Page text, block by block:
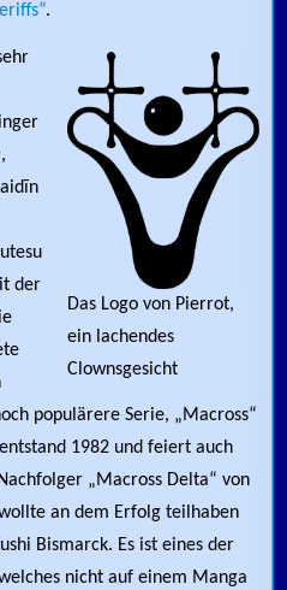
.
Das Logo von Pierrot,
ein lachendes
Clownsgesicht
der
populärere Serie, „Macross“
1982 und feiert auch
„Macross Delta“ von
an dem Erfolg teilhaben
Bismarck. Es ist eines der
nicht auf einem Manga